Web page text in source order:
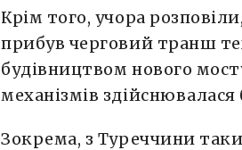
Крім того, учора
прибув черговий транш
будівництвом нового
механізмів
Зокрема, з Туреччини